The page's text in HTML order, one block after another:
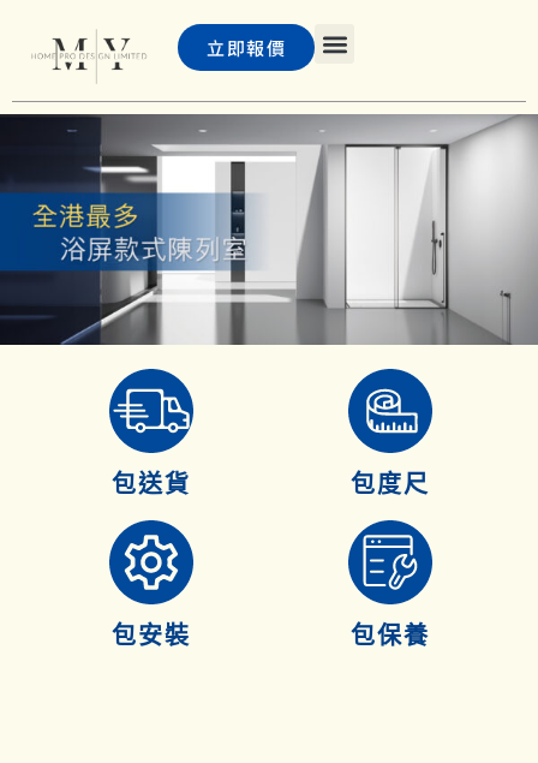
立即報價
包送貨 包度尺
包安裝 包保養